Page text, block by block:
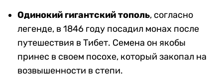
Одинокий гигантский тополь, согласно
легенде, в 1846 году посадил монах после
путешествия в Тибет. Семена он якобы
принес в своем посохе, который закопал на
возвышенности в степи.